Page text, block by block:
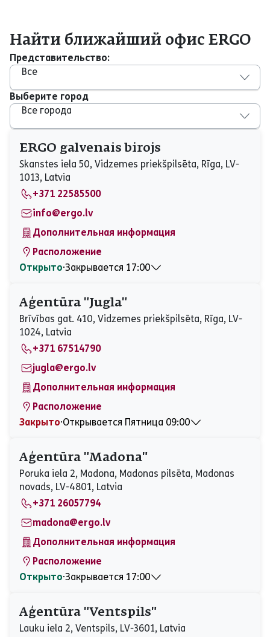
Найти ближайший офис ERGO
Представительство:
Все
Выберите город
Все города
ERGO galvenais birojs
Skanstes iela 50, Vidzemes priekšpilsēta, Rīga, LV-
1013, Latvia
+371 22585500
info@ergo.lv
Дополнительная информация
Расположение
Открыто⋅Закрывается 17:00
Вторник
08:30 - 17:00
Среда
08:30 - 17:00
Четверг
08:30 - 17:00
Пятница
Суббота
Закрыто
Воскресенье
Закрыто
Aģentūra "Jugla"
Brīvības gat. 410, Vidzemes priekšpilsēta, Rīga, LV-
1024, Latvia
+371 67514790
jugla@ergo.lv
Дополнительная информация
Расположение
Закрыто⋅Открывается Пятница 09:00
Вторник
09:00 - 17:00
Среда
09:00 - 17:00
Четверг
09:00 - 17:00
Пятница
09:00 - 17:00
Суббота
Закрыто
Воскресенье
Закрыто
Aģentūra "Madona"
Poruka iela 2, Madona, Madonas pilsēta, Madonas
novads, LV-4801, Latvia
+371 26057794
madona@ergo.lv
Дополнительная информация
Расположение
Открыто⋅Закрывается 17:00
Вторник
08:00 - 16:00
Среда
08:00 - 16:00
Четверг
08:00 - 17:00
Aģentūra "Ventspils"
Lauku iela 2, Ventspils, LV-3601, Latvia